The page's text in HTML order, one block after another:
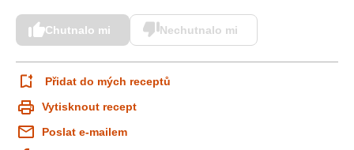
Chutnalo mi Nechutnalo mi
Přidat do mých receptů
Vytisknout recept
Poslat e-mailem